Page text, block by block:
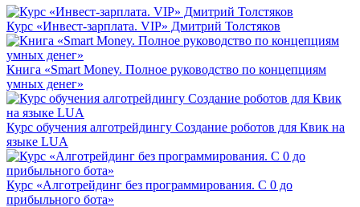
Курс «Инвест-зарплата. VIP» Дмитрий Толстяков
Книга «Smart Money. Полное руководство по концепциям
умных денег»
Курс обучения алготрейдингу Создание роботов для Квик на
языке LUA
Курс «Алготрейдинг без программирования. С 0 до
прибыльного бота»